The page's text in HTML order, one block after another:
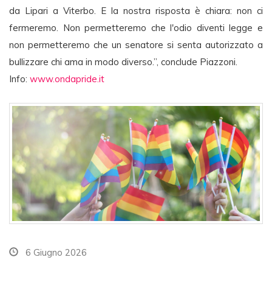
da Lipari a Viterbo. E la nostra risposta è chiara: non ci
fermeremo. Non permetteremo che l'odio diventi legge e
non permetteremo che un senatore si senta autorizzato a
bullizzare chi ama in modo diverso.”, conclude Piazzoni.
Info: www.ondapride.it
6 Giugno 2026